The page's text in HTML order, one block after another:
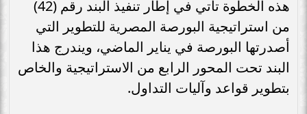
هذه الخطوة تأتي في إطار تنفيذ البند رقم (42)
من استراتيجية البورصة المصرية للتطوير التي
أصدرتها البورصة في يناير الماضي، ويندرج هذا
البند تحت المحور الرابع من الاستراتيجية والخاص
بتطوير قواعد وآليات التداول.